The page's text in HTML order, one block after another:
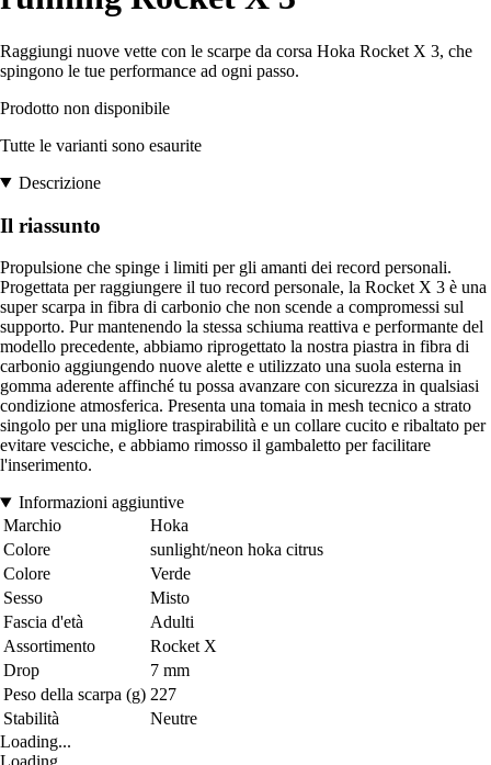
Raggiungi nuove vette con le scarpe da corsa Hoka Rocket X 3, che
spingono le tue performance ad ogni passo.
Prodotto non disponibile
Tutte le varianti sono esaurite
Descrizione
Il riassunto
Propulsione che spinge i limiti per gli amanti dei record personali.
Progettata per raggiungere il tuo record personale, la Rocket X 3 è una
super scarpa in fibra di carbonio che non scende a compromessi sul
supporto. Pur mantenendo la stessa schiuma reattiva e performante del
modello precedente, abbiamo riprogettato la nostra piastra in fibra di
carbonio aggiungendo nuove alette e utilizzato una suola esterna in
gomma aderente affinché tu possa avanzare con sicurezza in qualsiasi
condizione atmosferica. Presenta una tomaia in mesh tecnico a strato
singolo per una migliore traspirabilità e un collare cucito e ribaltato per
evitare vesciche, e abbiamo rimosso il gambaletto per facilitare
l'inserimento.
Informazioni aggiuntive
Marchio
Hoka
Colore
sunlight/neon hoka citrus
Colore
Verde
Sesso
Misto
Fascia d'età
Adulti
Assortimento
Rocket X
Drop
7 mm
Peso della scarpa (g) 227
Stabilità
Neutre
Loading...